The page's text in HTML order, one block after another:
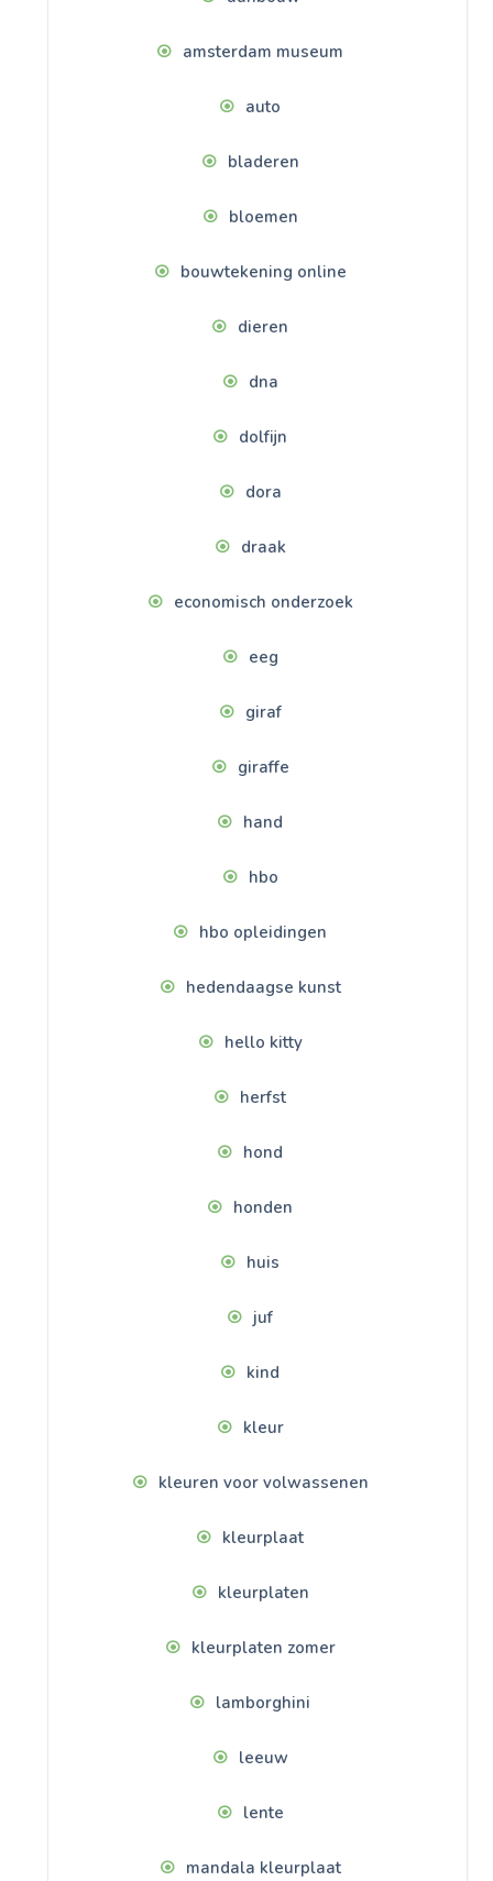
amsterdam museum
auto
bladeren
bloemen
bouwtekening online
dieren
dna
dolfijn
dora
draak
economisch onderzoek
eeg
giraf
giraffe
hand
hbo
hbo opleidingen
hedendaagse kunst
hello kitty
herfst
hond
honden
huis
juf
kind
kleur
kleuren voor volwassenen
kleurplaat
kleurplaten
kleurplaten zomer
lamborghini
leeuw
lente
mandala kleurplaat